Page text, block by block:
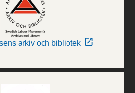
arkiv och bibliotek